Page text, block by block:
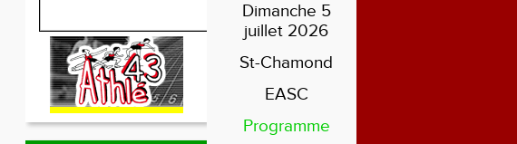
DUNIERES
Dimanche 5
juillet 2026
St-Chamond
EASC
Programme